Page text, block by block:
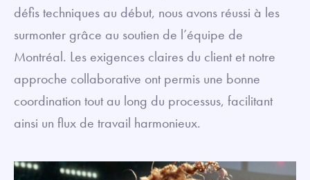
défis techniques au début, nous avons réussi à les
surmonter grâce au soutien de l’équipe de
Montréal. Les exigences claires du client et notre
approche collaborative ont permis une bonne
coordination tout au long du processus, facilitant
ainsi un flux de travail harmonieux.